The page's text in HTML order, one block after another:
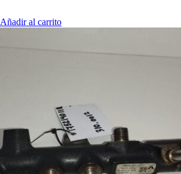
Añadir al carrito